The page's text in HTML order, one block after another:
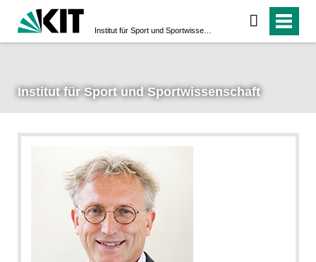
Institut für Sport und Sportwissenschaft